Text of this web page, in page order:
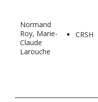
Normand
Roy, Marie-
Claude
Larouche
CRSH